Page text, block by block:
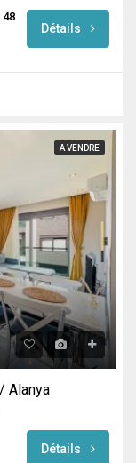
48
Détails
A VENDRE
Alanya
Détails